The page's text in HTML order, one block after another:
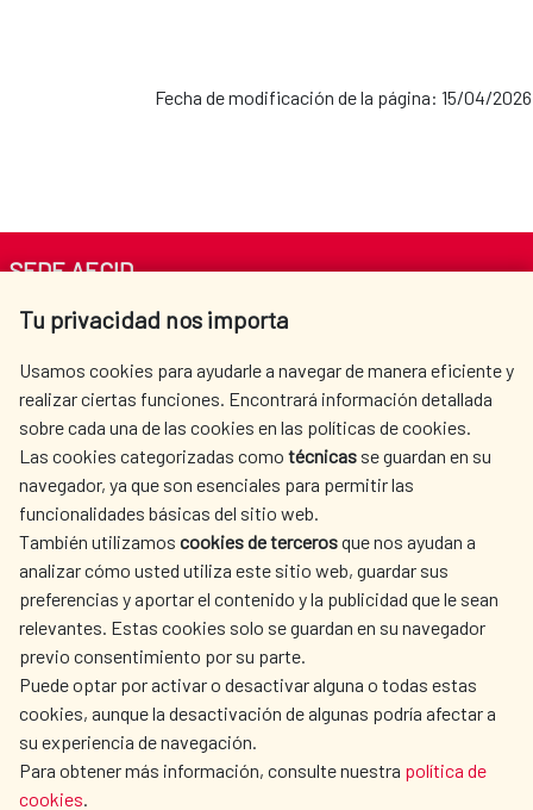
Fecha de modificación de la página: 15/04/2026
Tu privacidad nos importa
Usamos cookies para ayudarle a navegar de manera eficiente y
realizar ciertas funciones. Encontrará información detallada
sobre cada una de las cookies en las políticas de cookies.
Las cookies categorizadas como técnicas se guardan en su
navegador, ya que son esenciales para permitir las
funcionalidades básicas del sitio web.
También utilizamos cookies de tercerosque nos ayudan a
analizar cómo usted utiliza este sitio web, guardar sus
preferencias y aportar el contenido y la publicidad que le sean
relevantes. Estas cookies solo se guardan en su navegador
previo consentimiento por su parte.
Puede optar por activar o desactivar alguna o todas estas
cookies, aunque la desactivación de algunas podría afectar a
su experiencia de navegación.
Para obtener más información, consulte nuestra política de
cookies.
SEDE AECID
Av. Reyes Católicos 4 - 28040 Madrid
centro.informacion@aecid.es
LA AECID
DÓNDE COOPERAMOS
ACCIÓN HUMANITARIA
SALA DE PRENSA
CULTURA Y CIENCIA
BIBLIOTECA
NUESTRAS REDES SOCIALES